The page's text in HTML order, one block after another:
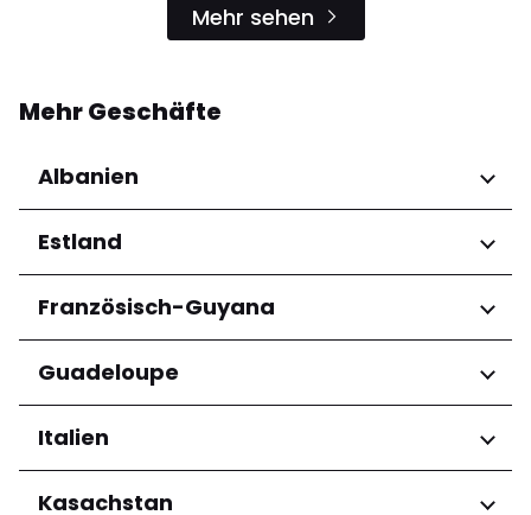
Mehr sehen
Mehr Geschäfte
Albanien
Regionen
Qarku i Tiranës
Estland
Regionen
Harju maakond
Tartu maakond
Französisch-Guyana
Regionen
Arrondissement de Cayenne
Guadeloupe
Regionen
Grande-Terre
Italien
Regionen
Kasachstan